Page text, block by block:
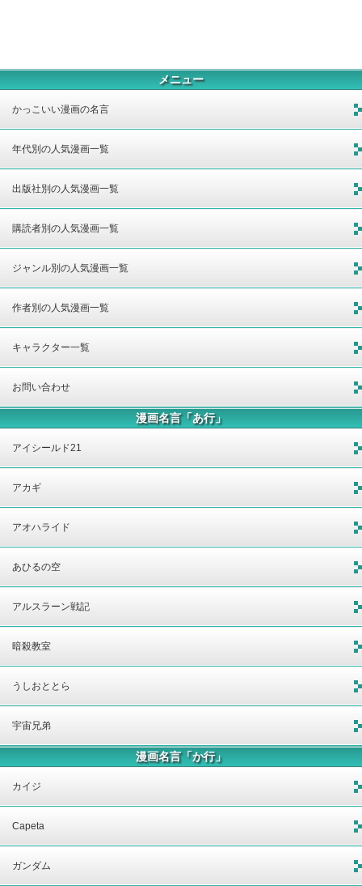
メニュー
かっこいい漫画の名言
年代別の人気漫画一覧
出版社別の人気漫画一覧
購読者別の人気漫画一覧
ジャンル別の人気漫画一覧
作者別の人気漫画一覧
キャラクター一覧
お問い合わせ
漫画名言「あ行」
アイシールド21
アカギ
アオハライド
あひるの空
アルスラーン戦記
暗殺教室
うしおととら
宇宙兄弟
漫画名言「か行」
カイジ
Capeta
ガンダム